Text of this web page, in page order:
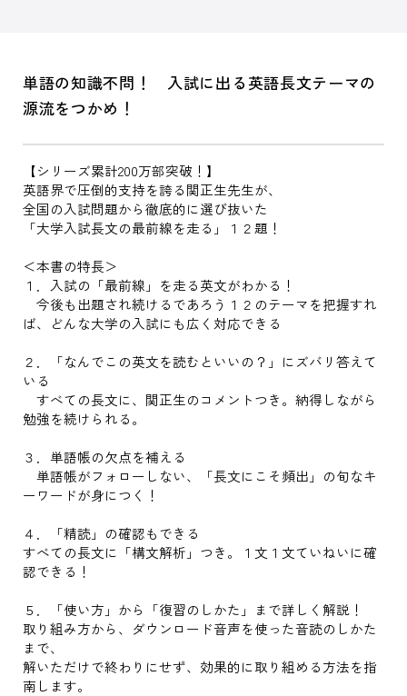
単語の知識不問！ 入試に出る英語長文テーマの
源流をつかめ！
【シリーズ累計200万部突破！】
英語界で圧倒的支持を誇る関正生先生が、
全国の入試問題から徹底的に選び抜いた
「大学入試長文の最前線を走る」１２題！
＜本書の特長＞
１．入試の「最前線」を走る英文がわかる！
今後も出題され続けるであろう１２のテーマを把握すれ
ば、どんな大学の入試にも広く対応できる
２．「なんでこの英文を読むといいの？」にズバリ答えて
いる
すべての長文に、関正生のコメントつき。納得しながら
勉強を続けられる。
３．単語帳の欠点を補える
単語帳がフォローしない、「長文にこそ頻出」の旬なキ
ーワードが身につく！
４．「精読」の確認もできる
すべての長文に「構文解析」つき。１文１文ていねいに確
認できる！
５．「使い方」から「復習のしかた」まで詳しく解説！
取り組み方から、ダウンロード音声を使った音読のしかた
まで、
解いただけで終わりにせず、効果的に取り組める方法を指
南します。